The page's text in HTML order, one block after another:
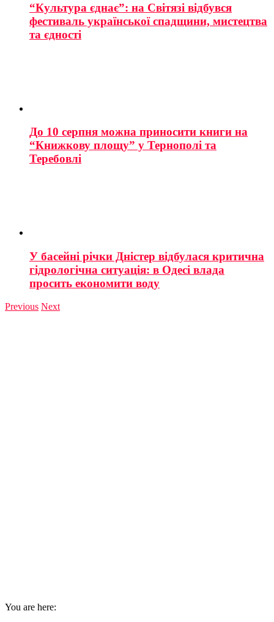
“Культура єднає”: на Світязі відбувся
фестиваль української спадщини, мистецтва
та єдності
До 10 серпня можна приносити книги на
“Книжкову площу” у Тернополі та
Теребовлі
У басейні річки Дністер відбулася критична
гідрологічна ситуація: в Одесі влада
просить економити воду
Previous Next
You are here: